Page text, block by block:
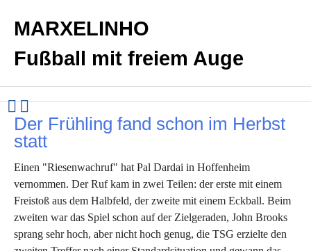
MARXELINHO
Fußball mit freiem Auge
Der Frühling fand schon im Herbst
statt
Einen "Riesenwachruf" hat Pal Dardai in Hoffenheim
vernommen. Der Ruf kam in zwei Teilen: der erste mit einem
Freistoß aus dem Halbfeld, der zweite mit einem Eckball. Beim
zweiten war das Spiel schon auf der Zielgeraden, John Brooks
sprang sehr hoch, aber nicht hoch genug, die TSG erzielte den